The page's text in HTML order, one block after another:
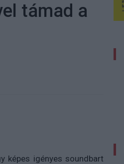
támad a
képes igényes soundbart